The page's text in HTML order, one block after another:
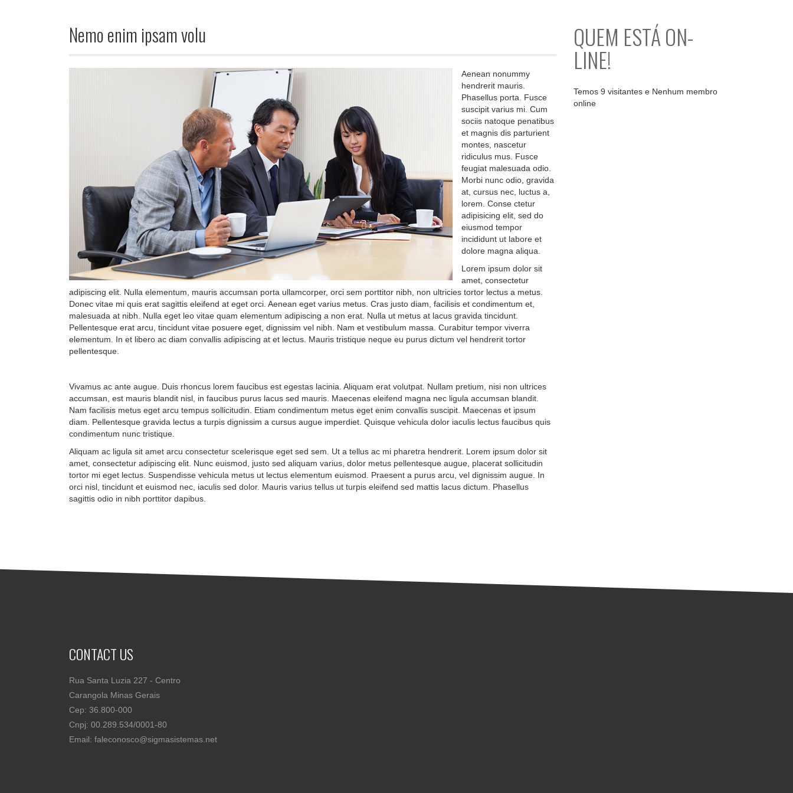
Nemo enim ipsam volu
Aenean nonummy
hendrerit mauris.
Phasellus porta. Fusce
suscipit varius mi. Cum
sociis natoque penatibus
et magnis dis parturient
montes, nascetur
ridiculus mus. Fusce
feugiat malesuada odio.
Morbi nunc odio, gravida
at, cursus nec, luctus a,
lorem. Conse ctetur
adipisicing elit, sed do
eiusmod tempor
incididunt ut labore et
dolore magna aliqua.
Lorem ipsum dolor sit
amet, consectetur
adipiscing elit. Nulla elementum, mauris accumsan porta ullamcorper, orci sem porttitor nibh, non ultricies tortor lectus a metus.
Donec vitae mi quis erat sagittis eleifend at eget orci. Aenean eget varius metus. Cras justo diam, facilisis et condimentum et,
malesuada at nibh. Nulla eget leo vitae quam elementum adipiscing a non erat. Nulla ut metus at lacus gravida tincidunt.
Pellentesque erat arcu, tincidunt vitae posuere eget, dignissim vel nibh. Nam et vestibulum massa. Curabitur tempor viverra
elementum. In et libero ac diam convallis adipiscing at et lectus. Mauris tristique neque eu purus dictum vel hendrerit tortor
pellentesque.
Vivamus ac ante augue. Duis rhoncus lorem faucibus est egestas lacinia. Aliquam erat volutpat. Nullam pretium, nisi non ultrices
accumsan, est mauris blandit nisl, in faucibus purus lacus sed mauris. Maecenas eleifend magna nec ligula accumsan blandit.
Nam facilisis metus eget arcu tempus sollicitudin. Etiam condimentum metus eget enim convallis suscipit. Maecenas et ipsum
diam. Pellentesque gravida lectus a turpis dignissim a cursus augue imperdiet. Quisque vehicula dolor iaculis lectus faucibus quis
condimentum nunc tristique.
Aliquam ac ligula sit amet arcu consectetur scelerisque eget sed sem. Ut a tellus ac mi pharetra hendrerit. Lorem ipsum dolor sit
amet, consectetur adipiscing elit. Nunc euismod, justo sed aliquam varius, dolor metus pellentesque augue, placerat sollicitudin
tortor mi eget lectus. Suspendisse vehicula metus ut lectus elementum euismod. Praesent a purus arcu, vel dignissim augue. In
orci nisl, tincidunt et euismod nec, iaculis sed dolor. Mauris varius tellus ut turpis eleifend sed mattis lacus dictum. Phasellus
sagittis odio in nibh porttitor dapibus.
QUEM ESTÁ ON-
LINE!
Temos 9 visitantes e Nenhum membro
online
CONTACT US
Rua Santa Luzia 227 - Centro
Carangola Minas Gerais
Cep: 36.800-000
Cnpj: 00.289.534/0001-80
Email: faleconosco@sigmasistemas.net